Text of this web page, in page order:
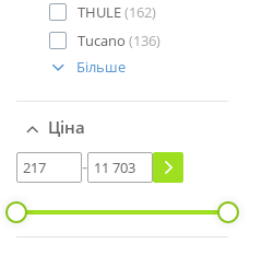
THULE(162)
Tucano (136)
Більше
Ціна
-